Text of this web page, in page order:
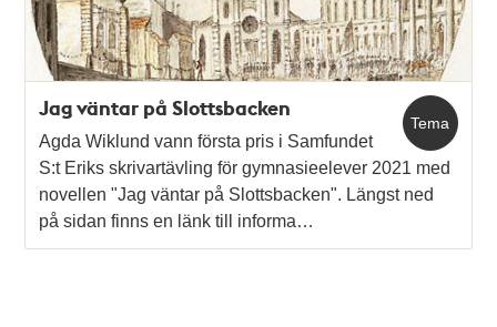
Tema
Jag väntar på Slottsbacken
Agda Wiklund vann första pris i Samfundet
S:t Eriks skrivartävling för gymnasieelever 2021 med
novellen "Jag väntar på Slottsbacken". Längst ned
på sidan finns en länk till informa…